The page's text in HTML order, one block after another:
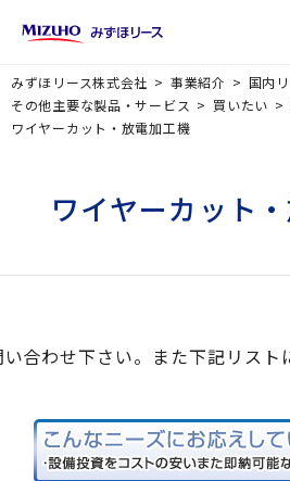
みずほリース株式会社 事業紹介
国内
その他主要な製品・サービス
買いたい
ワイヤーカット・放電加工機
ワイヤーカット
合わせ下さい。また下記リス